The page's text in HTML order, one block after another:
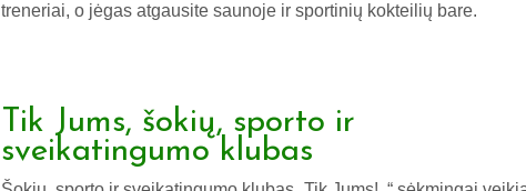
treneriai, o jėgas atgausite saunoje ir sportinių kokteilių bare.
Tik Jums, šokių, sporto ir
sveikatingumo klubas